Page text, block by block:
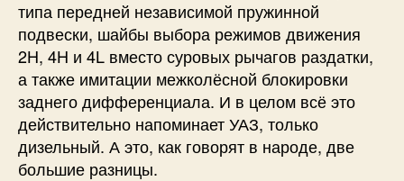
типа передней независимой пружинной
подвески, шайбы выбора режимов движения
2H, 4H и 4L вместо суровых рычагов раздатки,
а также имитации межколёсной блокировки
заднего дифференциала. И в целом всё это
действительно напоминает УАЗ, только
дизельный. А это, как говорят в народе, две
большие разницы.